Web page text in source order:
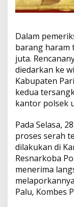
Dalam
barang haram
juta.
diedarkan ke
Kabupaten
kedua
kantor polsek
Pada Selasa,
proses serah
dilakukan di
Resnarkoba
menerima
Palu, Kombes